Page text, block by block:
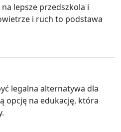
lepsze przedszkola i
i ruch to podstawa
legalna alternatywa dla
opcję na edukację, która